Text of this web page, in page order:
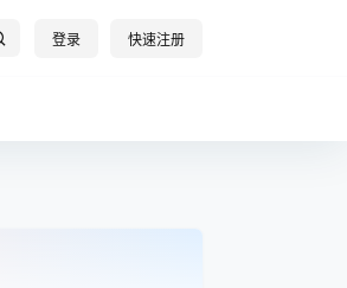
登录 快速注册